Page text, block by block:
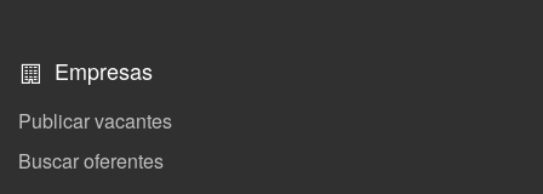
Empresas
Publicar vacantes
Buscar oferentes